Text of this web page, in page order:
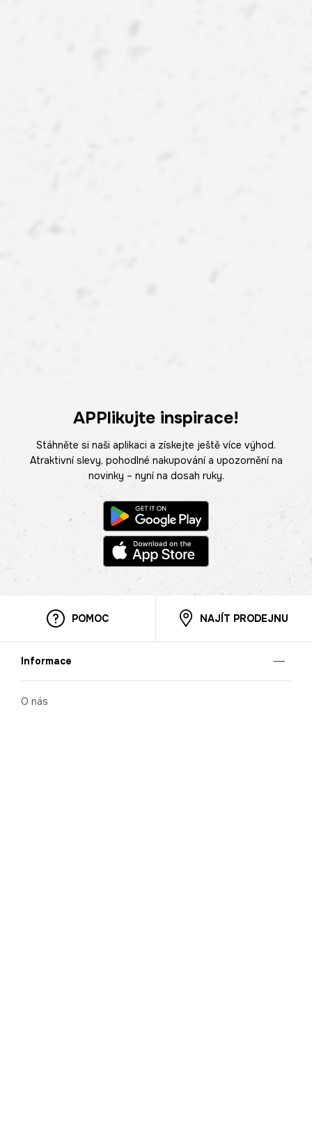
APPlikujte inspirace!
Stáhněte si naši aplikaci a získejte ještě více výhod.
Atraktivní slevy, pohodlné nakupování a upozornění na
novinky – nyní na dosah ruky.
POMOC NAJÍT PRODEJNU
Informace
O nás